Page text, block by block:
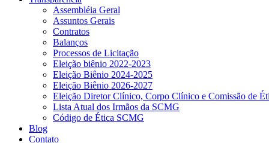
Assembléia Geral
Assuntos Gerais
Contratos
Balanços
Processos de Licitação
Eleição biênio 2022-2023
Eleição Biênio 2024-2025
Eleição Biênio 2026-2027
Eleição Diretor Clínico, Corpo Clínico e Comissão de
Lista Atual dos Irmãos da SCMG
Código de Ética SCMG
Blog
Contato